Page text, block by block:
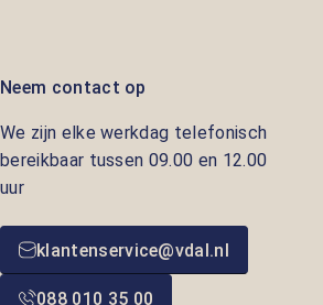
Neem contact op
We zijn elke werkdag telefonisch
bereikbaar tussen 09.00 en 12.00
uur
klantenservice@vdal.nl
088 010 35 00